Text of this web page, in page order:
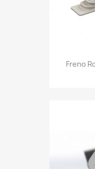
Freno